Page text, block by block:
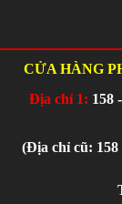
CỬA HÀNG
Địa chỉ 1: 158
(Địa chỉ cũ: 158